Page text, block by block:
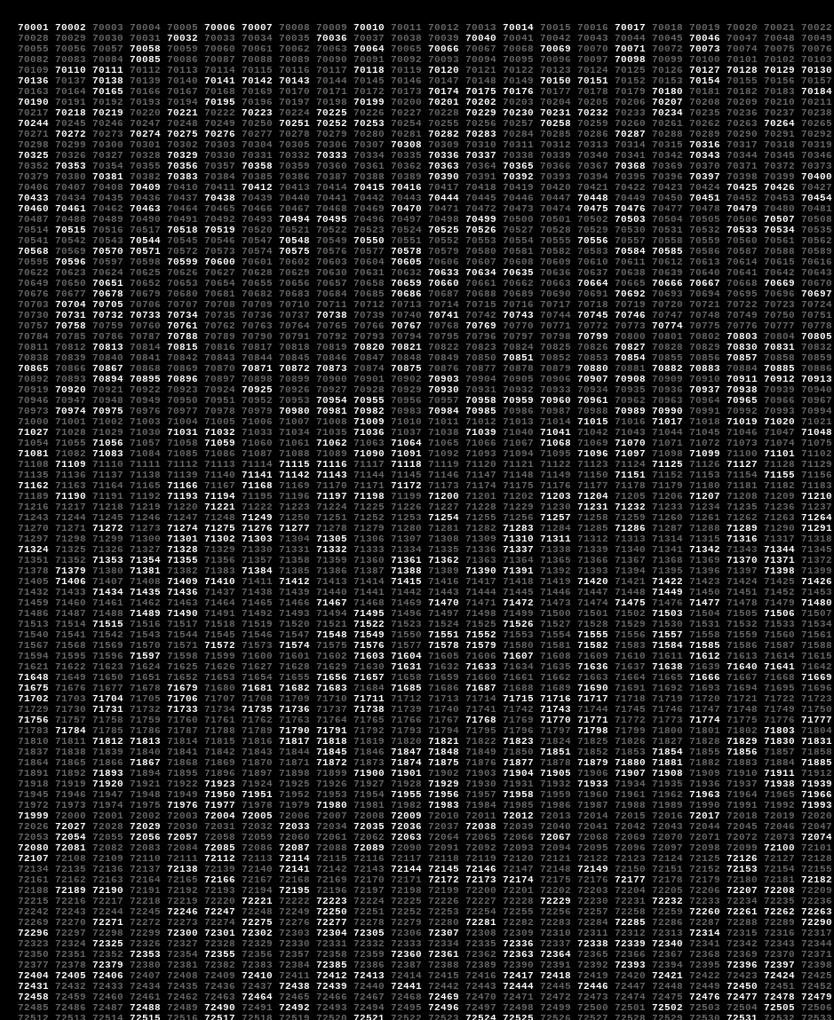
70001 70002 70003 70004 70005 70006 70007 70008 70009 70010 70011 70012 70013 70014 70015 70016 70017 70018 70019 70020 70021 70022
70028
70029 70030 70031 70032 70033 70034 70035 70036 70037 70038 70039 70040 70041 70042 70043 70044 70045 70046 70047 70048 70049
70055
70056 70057 70058 70059 70060 70061 70062 70063 70064 70065 70066 70067 70068 70069 70070 70071 70072 70073 70074 70075 70076
70082
70083 70084 70085 70086 70087 70088 70089 70090 70091 70092 70093 70094 70095 70096 70097 70098 70099 70100 70101 70102 70103
70109
70110 70111 70112 70113 70114 70115 70116 70117 70118 70119 70120 70121 70122 70123 70124 70125 70126 70127 70128 70129 70130
70136
70137 70138 70139 70140 70141 70142 70143 70144 70145 70146 70147 70148 70149 70150 70151 70152 70153 70154 70155 70156 70157
70163
70164 70165 70166 70167 70168 70169 70170 70171 70172 70173 70174 70175 70176 70177 70178 70179 70180 70181 70182 70183 70184
70190
70191 70192 70193 70194 70195 70196 70197 70198 70199 70200 70201 70202 70203 70204 70205 70206 70207 70208 70209 70210 70211
70217
70218 70219 70220 70221 70222 70223 70224 70225 70226 70227 70228 70229 70230 70231 70232 70233 70234 70235 70236 70237 70238
70244 70245 70246 70247 70248 70249 70250 70251 70252 70253 70254 70255 70256 70257 70258 70259 70260 70261 70262 70263 70264 70265
70271
70272 70273 70274 70275 70276 70277 70278 70279 70280 70281 70282 70283 70284 70285 70286 70287 70288 70289 70290 70291 70292
70298
70299 70300 70301 70302 70303 70304 70305 70306 70307 70308 70309 70310 70311 70312 70313 70314 70315 70316 70317 70318 70319
70325
70326 70327 70328 70329 70330 70331 70332 70333 70334 70335 70336 70337 70338 70339 70340 70341 70342 70343 70344 70345 70346
70352
70353 70354 70355 70356 70357 70358 70359 70360 70361 70362 70363 70364 70365 70366 70367 70368 70369 70370 70371 70372 70373
70379
70380 70381 70382 70383 70384 70385 70386 70387 70388 70389 70390 70391 70392 70393 70394 70395 70396 70397 70398 70399 70400
70406
70407 70408 70409 70410 70411 70412 70413 70414 70415 70416 70417 70418 70419 70420 70421 70422 70423 70424 70425 70426 70427
70433
70434 70435 70436 70437 70438 70439 70440 70441 70442 70443 70444 70445 70446 70447 70448 70449 70450 70451 70452 70453 70454
70460
70461 70462 70463 70464 70465 70466 70467 70468 70469 70470 70471 70472 70473 70474 70475 70476 70477 70478 70479 70480 70481
70487
70488 70489 70490 70491 70492 70493 70494 70495 70496 70497 70498 70499 70500 70501 70502 70503 70504 70505 70506 70507 70508
70514 70515 70516 70517 70518 70519 70520 70521 70522 70523 70524 70525 70526 70527 70528 70529 70530 70531 70532 70533 70534 70535
70541
70542 70543 70544 70545 70546 70547 70548 70549 70550 70551 70552 70553 70554 70555 70556 70557 70558 70559 70560 70561 70562
70568
70569 70570 70571 70572 70573 70574 70575 70576 70577 70578 70579 70580 70581 70582 70583 70584 70585 70586 70587 70588 70589
70595
70596 70597 70598 70599 70600 70601 70602 70603 70604 70605 70606 70607 70608 70609 70610 70611 70612 70613 70614 70615 70616
70622
70623 70624 70625 70626 70627 70628 70629 70630 70631 70632 70633 70634 70635 70636 70637 70638 70639 70640 70641 70642 70643
70649
70650 70651 70652 70653 70654 70655 70656 70657 70658 70659 70660 70661 70662 70663 70664 70665 70666 70667 70668 70669 70670
70676
70677 70678 70679 70680 70681 70682 70683 70684 70685 70686 70687 70688 70689 70690 70691 70692 70693 70694 70695 70696 70697
70703
70704 70705 70706 70707 70708 70709 70710 70711 70712 70713 70714 70715 70716 70717 70718 70719 70720 70721 70722 70723 70724
70730
70731 70732 70733 70734 70735 70736 70737 70738 70739 70740 70741 70742 70743 70744 70745 70746 70747 70748 70749 70750 70751
70757
70758 70759 70760 70761 70762 70763 70764 70765 70766 70767 70768 70769 70770 70771 70772 70773 70774 70775 70776 70777 70778
70784 70785 70786 70787 70788 70789 70790 70791 70792 70793 70794 70795 70796 70797 70798 70799 70800 70801 70802 70803 70804 70805
70811
70812 70813 70814 70815 70816 70817 70818 70819 70820 70821 70822 70823 70824 70825 70826 70827 70828 70829 70830 70831 70832
70838
70839 70840 70841 70842 70843 70844 70845 70846 70847 70848 70849 70850 70851 70852 70853 70854 70855 70856 70857 70858 70859
70865
70866 70867 70868 70869 70870 70871 70872 70873 70874 70875 70876 70877 70878 70879 70880 70881 70882 70883 70884 70885 70886
70892
70893 70894 70895 70896 70897 70898 70899 70900 70901 70902 70903 70904 70905 70906 70907 70908 70909 70910 70911 70912 70913
70919
70920 70921 70922 70923 70924 70925 70926 70927 70928 70929 70930 70931 70932 70933 70934 70935 70936 70937 70938 70939 70940
70946
70947 70948 70949 70950 70951 70952 70953 70954 70955 70956 70957 70958 70959 70960 70961 70962 70963 70964 70965 70966 70967
70973
70974 70975 70976 70977 70978 70979 70980 70981 70982 70983 70984 70985 70986 70987 70988 70989 70990 70991 70992 70993 70994
71000
71001 71002 71003 71004 71005 71006 71007 71008 71009 71010 71011 71012 71013 71014 71015 71016 71017 71018 71019 71020 71021
71027
71028 71029 71030 71031 71032 71033 71034 71035 71036 71037 71038 71039 71040 71041 71042 71043 71044 71045 71046 71047 71048
71054 71055 71056 71057 71058 71059 71060 71061 71062 71063 71064 71065 71066 71067 71068 71069 71070 71071 71072 71073 71074 71075
71081 71082 71083 71084 71085 71086 71087 71088 71089 71090 71091 71092 71093 71094 71095 71096 71097 71098 71099 71100 71101 71102
71108
71109 71110 71111 71112 71113 71114 71115 71116 71117 71118 71119 71120 71121 71122 71123 71124 71125 71126 71127 71128 71129
71135
71136 71137 71138 71139 71140 71141 71142 71143 71144 71145 71146 71147 71148 71149 71150 71151 71152 71153 71154 71155 71156
71162
71163 71164 71165 71166 71167 71168 71169 71170 71171 71172 71173 71174 71175 71176 71177 71178 71179 71180 71181 71182 71183
71189
71190 71191 71192 71193 71194 71195 71196 71197 71198 71199 71200 71201 71202 71203 71204 71205 71206 71207 71208 71209 71210
71216
71217 71218 71219 71220 71221 71222 71223 71224 71225 71226 71227 71228 71229 71230 71231 71232 71233 71234 71235 71236 71237
71243
71244 71245 71246 71247 71248 71249 71250 71251 71252 71253 71254 71255 71256 71257 71258 71259 71260 71261 71262 71263 71264
71270
71271 71272 71273 71274 71275 71276 71277 71278 71279 71280 71281 71282 71283 71284 71285 71286 71287 71288 71289 71290 71291
71297
71298 71299 71300 71301 71302 71303 71304 71305 71306 71307 71308 71309 71310 71311 71312 71313 71314 71315 71316 71317 71318
71324 71325 71326 71327 71328 71329 71330 71331 71332 71333 71334 71335 71336 71337 71338 71339 71340 71341 71342 71343 71344 71345
71351
71352 71353 71354 71355 71356 71357 71358 71359 71360 71361 71362 71363 71364 71365 71366 71367 71368 71369 71370 71371 71372
71378
71379 71380 71381 71382 71383 71384 71385 71386 71387 71388 71389 71390 71391 71392 71393 71394 71395 71396 71397 71398 71399
71405
71406 71407 71408 71409 71410 71411 71412 71413 71414 71415 71416 71417 71418 71419 71420 71421 71422 71423 71424 71425 71426
71432
71433 71434 71435 71436 71437 71438 71439 71440 71441 71442 71443 71444 71445 71446 71447 71448 71449 71450 71451 71452 71453
71459
71460 71461 71462 71463 71464 71465 71466 71467 71468 71469 71470 71471 71472 71473 71474 71475 71476 71477 71478 71479 71480
71486
71487 71488 71489 71490 71491 71492 71493 71494 71495 71496 71497 71498 71499 71500 71501 71502 71503 71504 71505 71506 71507
71513
71514 71515 71516 71517 71518 71519 71520 71521 71522 71523 71524 71525 71526 71527 71528 71529 71530 71531 71532 71533 71534
71540
71541 71542 71543 71544 71545 71546 71547 71548 71549 71550 71551 71552 71553 71554 71555 71556 71557 71558 71559 71560 71561
71567
71568 71569 71570 71571 71572 71573 71574 71575 71576 71577 71578 71579 71580 71581 71582 71583 71584 71585 71586 71587 71588
71594 71595 71596 71597 71598 71599 71600 71601 71602 71603 71604 71605 71606 71607 71608 71609 71610 71611 71612 71613 71614 71615
71621
71622 71623 71624 71625 71626 71627 71628 71629 71630 71631 71632 71633 71634 71635 71636 71637 71638 71639 71640 71641 71642
71648
71649 71650 71651 71652 71653 71654 71655 71656 71657 71658 71659 71660 71661 71662 71663 71664 71665 71666 71667 71668 71669
71675
71676 71677 71678 71679 71680 71681 71682 71683 71684 71685 71686 71687 71688 71689 71690 71691 71692 71693 71694 71695 71696
71702
71703 71704 71705 71706 71707 71708 71709 71710 71711 71712 71713 71714 71715 71716 71717 71718 71719 71720 71721 71722 71723
71729
71730 71731 71732 71733 71734 71735 71736 71737 71738 71739 71740 71741 71742 71743 71744 71745 71746 71747 71748 71749 71750
71756
71757 71758 71759 71760 71761 71762 71763 71764 71765 71766 71767 71768 71769 71770 71771 71772 71773 71774 71775 71776 71777
71783
71784 71785 71786 71787 71788 71789 71790 71791 71792 71793 71794 71795 71796 71797 71798 71799 71800 71801 71802 71803 71804
71810
71811 71812 71813 71814 71815 71816 71817 71818 71819 71820 71821 71822 71823 71824 71825 71826 71827 71828 71829 71830 71831
71837
71838 71839 71840 71841 71842 71843 71844 71845 71846 71847 71848 71849 71850 71851 71852 71853 71854 71855 71856 71857 71858
71864 71865 71866 71867 71868 71869 71870 71871 71872 71873 71874 71875 71876 71877 71878 71879 71880 71881 71882 71883 71884 71885
71891
71892 71893 71894 71895 71896 71897 71898 71899 71900 71901 71902 71903 71904 71905 71906 71907 71908 71909 71910 71911 71912
71918
71919 71920 71921 71922 71923 71924 71925 71926 71927 71928 71929 71930 71931 71932 71933 71934 71935 71936 71937 71938 71939
71945
71946 71947 71948 71949 71950 71951 71952 71953 71954 71955 71956 71957 71958 71959 71960 71961 71962 71963 71964 71965 71966
71972
71973 71974 71975 71976 71977 71978 71979 71980 71981 71982 71983 71984 71985 71986 71987 71988 71989 71990 71991 71992 71993
71999
72000 72001 72002 72003 72004 72005 72006 72007 72008 72009 72010 72011 72012 72013 72014 72015 72016 72017 72018 72019 72020
72026
72027 72028 72029 72030 72031 72032 72033 72034 72035 72036 72037 72038 72039 72040 72041 72042 72043 72044 72045 72046 72047
72053
72054 72055 72056 72057 72058 72059 72060 72061 72062 72063 72064 72065 72066 72067 72068 72069 72070 72071 72072 72073 72074
72080
72081 72082 72083 72084 72085 72086 72087 72088 72089 72090 72091 72092 72093 72094 72095 72096 72097 72098 72099 72100 72101
72107
72108 72109 72110 72111 72112 72113 72114 72115 72116 72117 72118 72119 72120 72121 72122 72123 72124 72125 72126 72127 72128
72134 72135 72136 72137 72138 72139 72140 72141 72142 72143 72144 72145 72146 72147 72148 72149 72150 72151 72152 72153 72154 72155
72161
72162 72163 72164 72165 72166 72167 72168 72169 72170 72171 72172 72173 72174 72175 72176 72177 72178 72179 72180 72181 72182
72188
72189 72190 72191 72192 72193 72194 72195 72196 72197 72198 72199 72200 72201 72202 72203 72204 72205 72206 72207 72208 72209
72215
72216 72217 72218 72219 72220 72221 72222 72223 72224 72225 72226 72227 72228 72229 72230 72231 72232 72233 72234 72235 72236
72242
72243 72244 72245 72246 72247 72248 72249 72250 72251 72252 72253 72254 72255 72256 72257 72258 72259 72260 72261 72262 72263
72269
72270 72271 72272 72273 72274 72275 72276 72277 72278 72279 72280 72281 72282 72283 72284 72285 72286 72287 72288 72289 72290
72296
72297 72298 72299 72300 72301 72302 72303 72304 72305 72306 72307 72308 72309 72310 72311 72312 72313 72314 72315 72316 72317
72323
72324 72325 72326 72327 72328 72329 72330 72331 72332 72333 72334 72335 72336 72337 72338 72339 72340 72341 72342 72343 72344
72350
72351 72352 72353 72354 72355 72356 72357 72358 72359 72360 72361 72362 72363 72364 72365 72366 72367 72368 72369 72370 72371
72377
72378 72379 72380 72381 72382 72383 72384 72385 72386 72387 72388 72389 72390 72391 72392 72393 72394 72395 72396 72397 72398
72404 72405 72406 72407 72408 72409 72410 72411 72412 72413 72414 72415 72416 72417 72418 72419 72420 72421 72422 72423 72424 72425
72431 72432 72433 72434 72435 72436 72437 72438 72439 72440 72441 72442 72443 72444 72445 72446 72447 72448 72449 72450 72451 72452
72458
72459 72460 72461 72462 72463 72464 72465 72466 72467 72468 72469 72470 72471 72472 72473 72474 72475 72476 72477 72478 72479
72485
72486 72487 72488 72489 72490 72491 72492 72493 72494 72495 72496 72497 72498 72499 72500 72501 72502 72503 72504 72505 72506